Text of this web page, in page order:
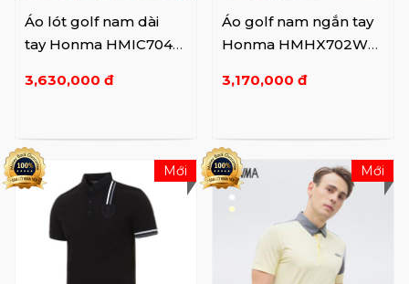
Áo lót golf nam dài
tay Honma HMIC704R
3,630,000 đ
Áo golf nam ngắn tay
Honma HMHX702W9
3,170,000 đ
Mới Mới